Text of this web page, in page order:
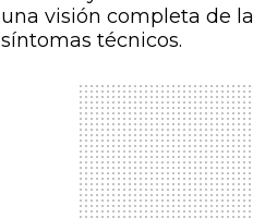
una visión completa de
síntomas técnicos.